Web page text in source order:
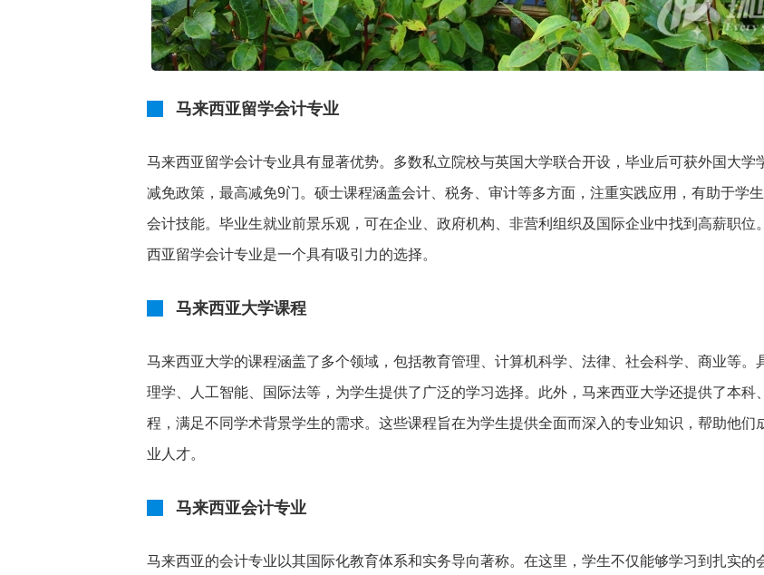
马来西亚留学会计专业
马来西亚留学会计专业具有显著优势。多数私立院校与英国大学联合开设，毕业后可获外国大学
减免政策，最高减免9门。硕士课程涵盖会计、税务、审计等多方面，注重实践应用，有助于学
会计技能。毕业生就业前景乐观，可在企业、政府机构、非营利组织及国际企业中找到高薪职位
西亚留学会计专业是一个具有吸引力的选择。
马来西亚大学课程
马来西亚大学的课程涵盖了多个领域，包括教育管理、计算机科学、法律、社会科学、商业等。
理学、人工智能、国际法等，为学生提供了广泛的学习选择。此外，马来西亚大学还提供了本科
程，满足不同学术背景学生的需求。这些课程旨在为学生提供全面而深入的专业知识，帮助他们
业人才。
马来西亚会计专业
马来西亚的会计专业以其国际化教育体系和实务导向著称。在这里，学生不仅能够学习到扎实的